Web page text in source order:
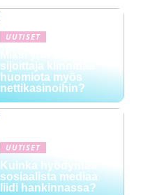
UUTISET
Miksi yhä useampi
sijoittaja kiinnittää
huomiota myös
nettikasinoihin?
UUTISET
Kuinka hyödyntää
sosiaalista mediaa
liidi hankinnassa?